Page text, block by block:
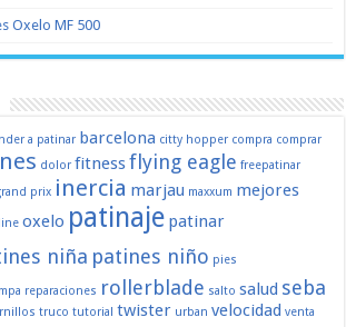
Oxelo MF 500
a patinar barcelona citty hopper compra comprar
dolor fitnessflying eagle freepatinar
prix inercia marjau maxxum mejores
oxelo patinaje patinar
niña patines niño pies
reparaciones rollerblade salto salud seba
truco tutorial twister urban velocidad venta